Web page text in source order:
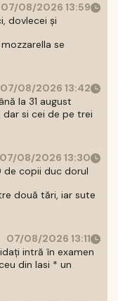
07/08/2026 13:59
dovlecei și
se
07/08/2026 13:42
la 31 august
dar si cei de pe trei
07/08/2026 13:30
de copii duc dorul
două tări, iar sute
07/08/2026 13:11
intră în examen
din Iasi * un